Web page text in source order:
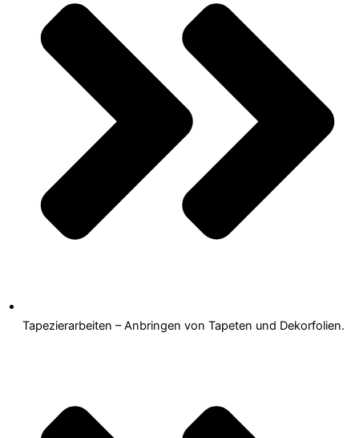
Tapezierarbeiten – Anbringen von Tapeten und Dekorfolien.